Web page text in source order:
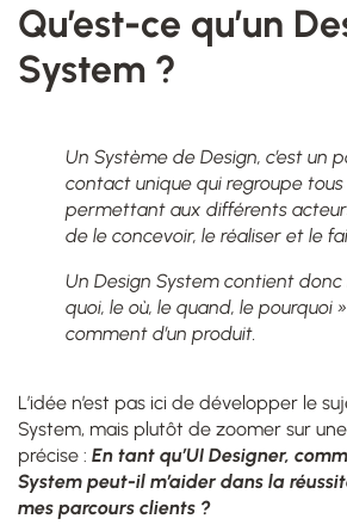
Qu’est-ce qu’un
System ?
Un Système de Design, c’est un
contact unique qui regroupe
permettant aux différents
de le concevoir, le réaliser et le
Un Design System contient donc
quoi, le où, le quand, le pourquoi
comment d’un produit.
L’idée n’est pas ici de développer le
System, mais plutôt de zoomer sur
précise : En tant qu’UI Designer,
System peut-il m’aider dans la
mes parcours clients ?